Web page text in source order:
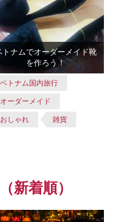
トナムでオーダーメイド靴
を作ろう！
ベトナム国内旅行
オーダーメイド
おしゃれ 雑貨
新着順）